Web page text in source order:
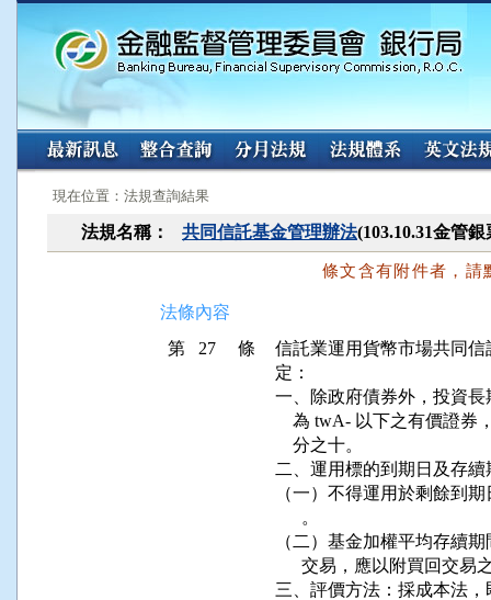
:::
現在位置：法規查詢結果
法規名稱： 共同信託基金管理辦法(103.10.31金管
條文含有附件者，請
法條內容
第 27 條
信託業運用貨幣市場共同
定：
一、除政府債券外，投資
為 twA- 以下之有價證
    分之十。
二、運用標的到期日及存
（一）不得運用於剩餘到
      。
（二）基金加權平均存續
交易，應以附買回交易
三、評價方法：採成本法